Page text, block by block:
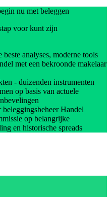
nu met beleggen
voor kunt zijn
analyses, moderne tools
met een bekroonde makelaar
- duizenden instrumenten
op basis van actuele
Handel
op belangrijke
en historische spreads